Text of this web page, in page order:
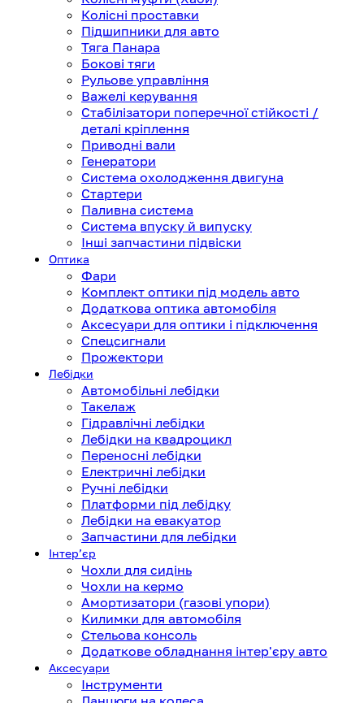
Колісні проставки
Підшипники для авто
Тяга Панара
Бокові тяги
Рульове управління
Важелі керування
Стабілізатори поперечної стійкості /
деталі кріплення
Приводні вали
Генератори
Система охолодження двигуна
Стартери
Паливна система
Система впуску й випуску
Інші запчастини підвіски
Оптика
Фари
Комплект оптики під модель авто
Додаткова оптика автомобіля
Аксесуари для оптики і підключення
Спецсигнали
Прожектори
Лебідки
Автомобільні лебідки
Такелаж
Гідравлічні лебідки
Лебідки на квадроцикл
Переносні лебідки
Електричні лебідки
Ручні лебідки
Платформи під лебідку
Лебідки на евакуатор
Запчастини для лебідки
Інтерʼєр
Чохли для сидінь
Чохли на кермо
Амортизатори (газові упори)
Килимки для автомобіля
Стельова консоль
Додаткове обладнання інтер'єру авто
Аксесуари
Інструменти